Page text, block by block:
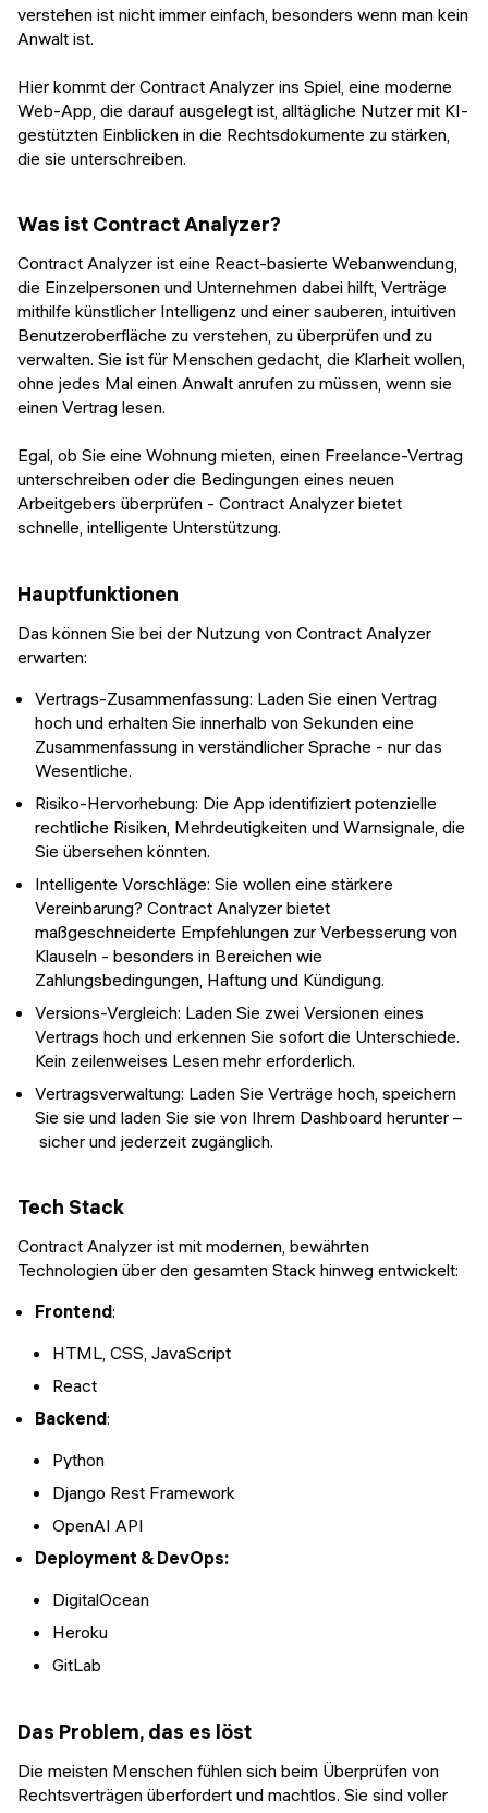
verstehen ist nicht immer einfach, besonders wenn man kein
Anwalt ist.
Hier kommt der Contract Analyzer ins Spiel, eine moderne
Web-App, die darauf ausgelegt ist, alltägliche Nutzer mit KI-
gestützten Einblicken in die Rechtsdokumente zu stärken,
die sie unterschreiben.
Was ist Contract Analyzer?
Contract Analyzer ist eine React-basierte Webanwendung,
die Einzelpersonen und Unternehmen dabei hilft, Verträge
mithilfe künstlicher Intelligenz und einer sauberen, intuitiven
Benutzeroberfläche zu verstehen, zu überprüfen und zu
verwalten. Sie ist für Menschen gedacht, die Klarheit wollen,
ohne jedes Mal einen Anwalt anrufen zu müssen, wenn sie
einen Vertrag lesen.
Egal, ob Sie eine Wohnung mieten, einen Freelance-Vertrag
unterschreiben oder die Bedingungen eines neuen
Arbeitgebers überprüfen - Contract Analyzer bietet
schnelle, intelligente Unterstützung.
Hauptfunktionen
Das können Sie bei der Nutzung von Contract Analyzer
erwarten:
Vertrags-Zusammenfassung: Laden Sie einen Vertrag
hoch und erhalten Sie innerhalb von Sekunden eine
Zusammenfassung in verständlicher Sprache - nur das
Wesentliche.
Risiko-Hervorhebung: Die App identifiziert potenzielle
rechtliche Risiken, Mehrdeutigkeiten und Warnsignale, die
Sie übersehen könnten.
Intelligente Vorschläge: Sie wollen eine stärkere
Vereinbarung? Contract Analyzer bietet
maßgeschneiderte Empfehlungen zur Verbesserung von
Klauseln - besonders in Bereichen wie
Zahlungsbedingungen, Haftung und Kündigung.
Versions-Vergleich: Laden Sie zwei Versionen eines
Vertrags hoch und erkennen Sie sofort die Unterschiede.
Kein zeilenweises Lesen mehr erforderlich.
Vertragsverwaltung: Laden Sie Verträge hoch, speichern
Sie sie und laden Sie sie von Ihrem Dashboard herunter –
sicher und jederzeit zugänglich.
Tech Stack
Contract Analyzer ist mit modernen, bewährten
Technologien über den gesamten Stack hinweg entwickelt:
Frontend:
HTML, CSS, JavaScript
React
Backend:
Python
Django Rest Framework
OpenAI API
Deployment & DevOps:
DigitalOcean
Heroku
GitLab
Das Problem, das es löst
Die meisten Menschen fühlen sich beim Überprüfen von
Rechtsverträgen überfordert und machtlos. Sie sind voller